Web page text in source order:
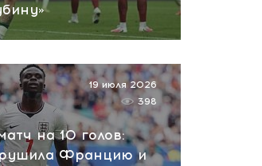
на 10 голов:
Францию и
19 июля 2026
398